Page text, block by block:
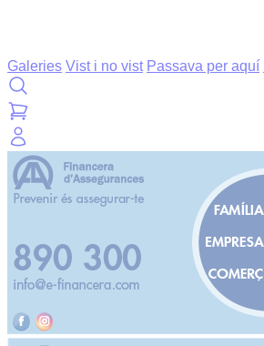
Galeries Vist i no vist Passava per aquí